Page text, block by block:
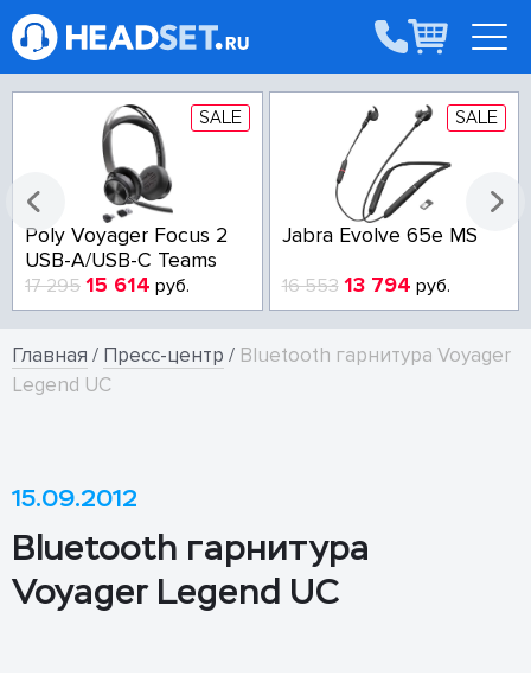
SALE
Poly Voyager Focus 2
USB-A/USB-C Teams
17 295 15 614 руб.
SALE
Jabra Evolve 65e MS
16 553 13 794 руб.
Главная / Пресс-центр / Bluetooth гарнитура Voyager
Legend UC
15.09.2012
Bluetooth гарнитура
Voyager Legend UC